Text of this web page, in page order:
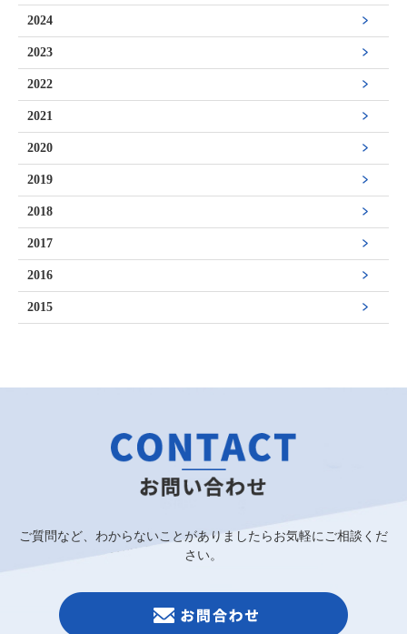
2024
2023
2022
2021
2020
2019
2018
2017
2016
2015
ご質問など、わからないことがありましたらお気軽にご相談くだ
さい。